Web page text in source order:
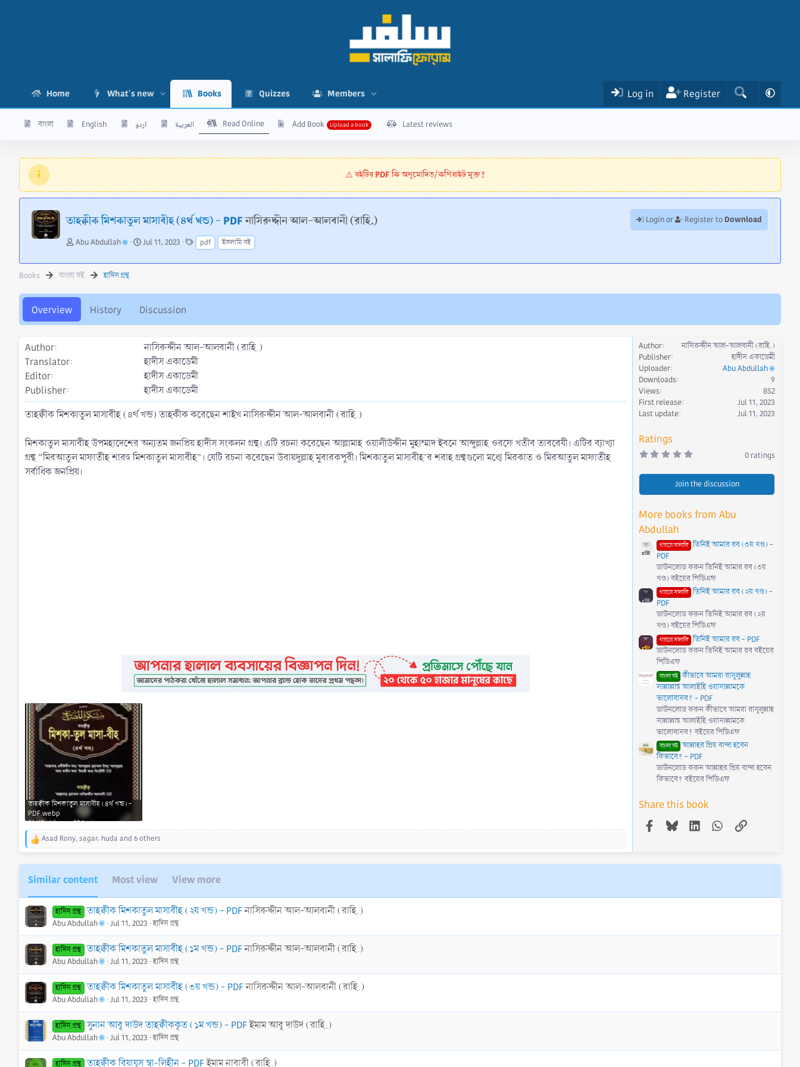
Home What's new Books Quizzes Members Log in Register
বাংলা English اردو العربية Read Online Add Book Latest reviews
⚠️বইটির PDF কি অনুমোদিত/কপিরাইট মুক্ত?
তাহক্বীক মিশকাতুল মাসাবীহ (৪র্থ খন্ড) - PDFনাসিরুদ্দীন আল-আলবানী (রাহি.) Login or Register to Download
A
t
h
r
Abu Abdullah
C
e
i
o
a
e
Jul 11, 2023
T
a
g
pdf ইসলামি বই
Books বাংলা বই হাদিস গ্রন্থ
Overview History Discussion
Author
নাসিরুদ্দীন আল-আলবানী (রাহি.)
Translator
হাদীস একাডেমী
Editor
হাদীস একাডেমী
Publisher
হাদীস একাডেমী
তাহক্বীক মিশকাতুল মাসাবীহ (৪র্থ খন্ড) তাহকীক করেছেন শাইখ নাসিরুদ্দীন আল-আলবানী (রাহি.)
মিশকাতুল মাসাবীহ উপমহাদেশের অন্যতম জনপ্রিয় হাদীস সংকলন গ্রন্থ। এটি রচনা করেছেন আল্লামাহ ওয়ালীউদ্দীন মুহাম্মাদ ইবনে আব্দুল্লাহ ওরফে খতীব তাবরেযী। এটির ব্যাখ্যা
গ্রন্থ “মিরআতুল মাফাতীহ শারহু মিশকাতুল মাসাবীহ”। যেটি রচনা করেছেন উবায়দুল্লাহ মুবারকপুরী। মিশকাতুল মাসাবীহ’র শরাহ গ্রন্থগুলো মধ্যে মিরকাত ও মিরআতুল মাফাতীহ
সর্বাধিক জনপ্রিয়।
তাহক্বীক মিশকাতুল মাসাবীহ (৪র্থ খন্ড) -
PDF.webp
51 KB · Views: 324
R
a
c
t
i
o
n
s
:
Asad Rony, sagar, huda and 6 others
Author
নাসিরুদ্দীন আল-আলবানী (রাহি.)
Publisher
হাদীস একাডেমী
Uploader
Abu Abdullah
Downloads
9
Views
852
First release
Jul 11, 2023
Last update
Jul 11, 2023
Ratings
0
0
s
(
0 ratings
Join the discussion
More books from Abu
Abdullah
গায়রে সালাফি তিনিই আমার রব (৩য় খণ্ড) -
PDF
ডাউনলোড করুন তিনিই আমার রব (৩য়
খণ্ড) বইয়ের পিডিএফ
গায়রে সালাফি তিনিই আমার রব (২য় খণ্ড) -
PDF
ডাউনলোড করুন তিনিই আমার রব (২য়
খণ্ড) বইয়ের পিডিএফ
গায়রে সালাফি তিনিই আমার রব - PDF
ডাউনলোড করুন তিনিই আমার রব বইয়ের
পিডিএফ
বাংলা বই কীভাবে আমরা রাসূলুল্লাহ
সাল্লাল্লাহু আলাইহি ওয়াসাল্লামকে
ভালোবাসব? - PDF
ডাউনলোড করুন কীভাবে আমরা রাসূলুল্লাহ
সাল্লাল্লাহু আলাইহি ওয়াসাল্লামকে
ভালোবাসব? বইয়ের পিডিএফ
বাংলা বই আল্লাহর প্রিয় বান্দা হবেন
কিভাবে? - PDF
ডাউনলোড করুন আল্লাহর প্রিয় বান্দা হবেন
কিভাবে? বইয়ের পিডিএফ
Share this book
Facebook
BlueskyLinkedInWhatsApp
Link
Similar content Most view View more
হাদিস গ্রন্থ তাহক্বীক মিশকাতুল মাসাবীহ (২য় খন্ড) - PDFনাসিরুদ্দীন আল-আলবানী (রাহি.)
Abu Abdullah Jul 11, 2023 হাদিস গ্রন্থ
হাদিস গ্রন্থ তাহক্বীক মিশকাতুল মাসাবীহ (১ম খন্ড) - PDFনাসিরুদ্দীন আল-আলবানী (রাহি.)
Abu Abdullah Jul 11, 2023 হাদিস গ্রন্থ
হাদিস গ্রন্থ তাহক্বীক মিশকাতুল মাসাবীহ (৩য় খন্ড) - PDFনাসিরুদ্দীন আল-আলবানী (রাহি.)
Abu Abdullah Jul 11, 2023 হাদিস গ্রন্থ
হাদিস গ্রন্থ সুনান আবূ দাউদ তাহক্বীককৃত (১ম খন্ড) - PDFইমাম আবূ দাউদ (রাহি.)
Abu Abdullah Jul 11, 2023 হাদিস গ্রন্থ
হাদিস গ্রন্থ তাহক্বীক রিয়াযুস স্বা-লিহীন - PDFইমাম নাবাবী (রাহি.)